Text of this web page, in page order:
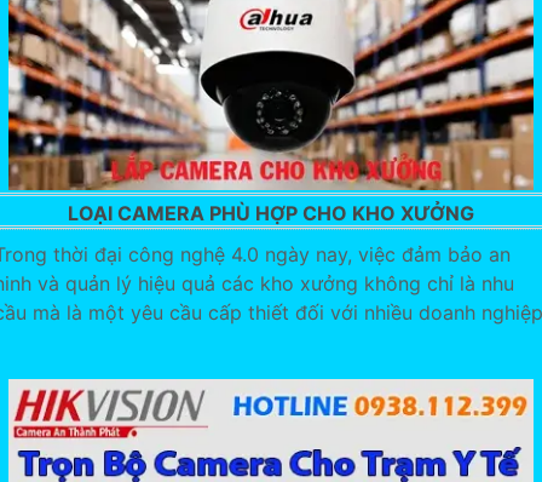
LOẠI CAMERA PHÙ HỢP CHO KHO XƯỞNG
thời đại công nghệ 4.0 ngày nay, việc đảm bảo an
và quản lý hiệu quả các kho xưởng không chỉ là nhu
mà là một yêu cầu cấp thiết đối với nhiều doanh